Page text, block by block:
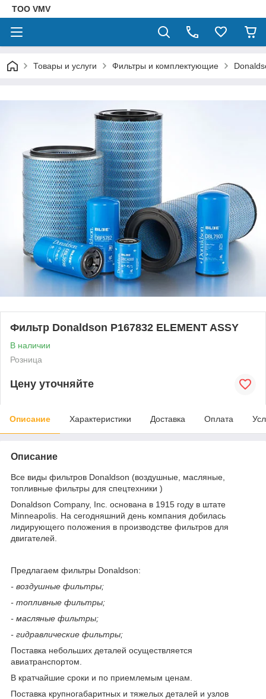
ТОО VMV
Товары и услуги Фильтры и комплектующие
Фильтр Donaldson P167832 ELEMENT ASSY
В наличии
Розница
Цену уточняйте
Описание Характеристики Доставка Оплата
Описание
Все виды фильтров Donaldson (воздушные, масляные,
топливные фильтры для спецтехники )
Donaldson Company, Inc. основана в 1915 году в штате
Minneapolis. На сегодняшний день компания добилась
лидирующего положения в производстве фильтров для
двигателей.
Предлагаем фильтры Donaldson:
- воздушные фильтры;
- топливные фильтры;
- масляные фильтры;
- гидравлические фильтры;
Поставка небольших деталей осуществляется
авиатранспортом.
В кратчайшие сроки и по приемлемым ценам.
Поставка крупногабаритных и тяжелых деталей и узлов